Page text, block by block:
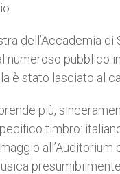
dell’Accademia
numeroso pubblico
è stato lasciato al
più,
timbro: